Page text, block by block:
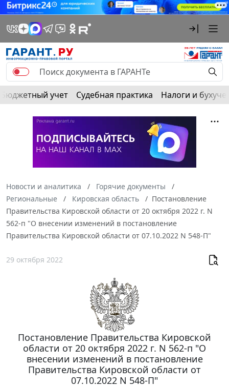
Бюджетный учет Судебная практика Налоги и
Новости и аналитика
Горячие документы
Региональные
Кировская область
Постановление
Правительства Кировской области от 20 октября 2022 г. N
562-п "О внесении изменений в постановление
Правительства Кировской области от 07.10.2022 N 548-П"
29 октября 2022
Постановление Правительства Кировской
области от 20 октября 2022 г. N 562-п "О
внесении изменений в постановление
Правительства Кировской области от
07.10.2022 N 548-П"